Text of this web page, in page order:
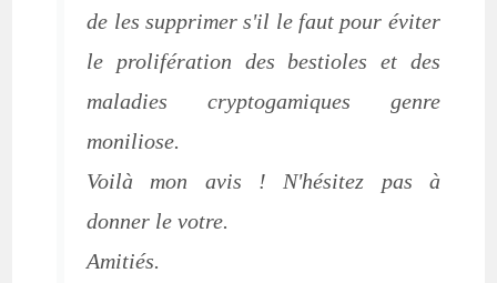
de les supprimer s'il le faut pour éviter
le prolifération des bestioles et des
maladies cryptogamiques genre
moniliose.
Voilà mon avis ! N'hésitez pas à
donner le votre.
Amitiés.